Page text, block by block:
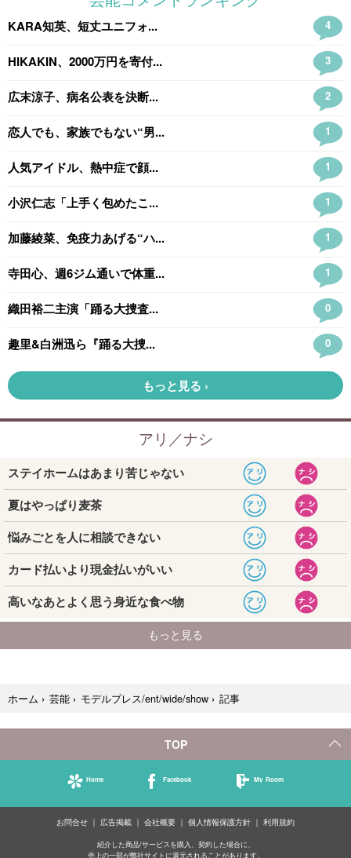
ホーム › 芸能 › モデルプレス/ent/wide/show › 記事
TOP
Home Facebook My Room
お問合せ 広告掲載 会社概要 個人情報保護方針 利用規約
紹介した商品/サービスを購入、契約した場合に、
売上の一部が弊社サイトに還元されることがあります。